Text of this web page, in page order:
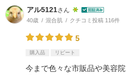
アル5121さん
40歳 混合肌 クチコミ投稿 116件
5
購入品 リピート
今まで色々な市販品や美容